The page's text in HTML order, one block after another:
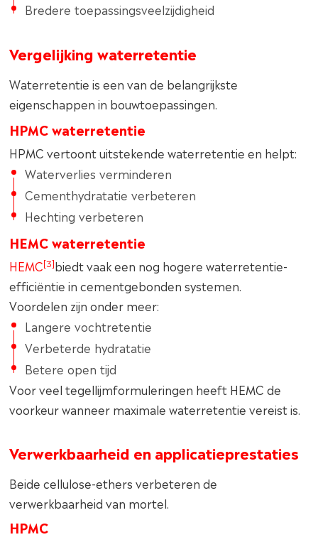
Bredere toepassingsveelzijdigheid
Vergelijking waterretentie
Waterretentie is een van de belangrijkste
eigenschappen in bouwtoepassingen.
HPMC waterretentie
HPMC vertoont uitstekende waterretentie en helpt:
Waterverlies verminderen
Cementhydratatie verbeteren
Hechting verbeteren
HEMC waterretentie
HEMC[3]biedt vaak een nog hogere waterretentie-
efficiëntie in cementgebonden systemen.
Voordelen zijn onder meer:
Langere vochtretentie
Verbeterde hydratatie
Betere open tijd
Voor veel tegellijmformuleringen heeft HEMC de
voorkeur wanneer maximale waterretentie vereist is.
Verwerkbaarheid en applicatieprestaties
Beide cellulose-ethers verbeteren de
verwerkbaarheid van mortel.
HPMC